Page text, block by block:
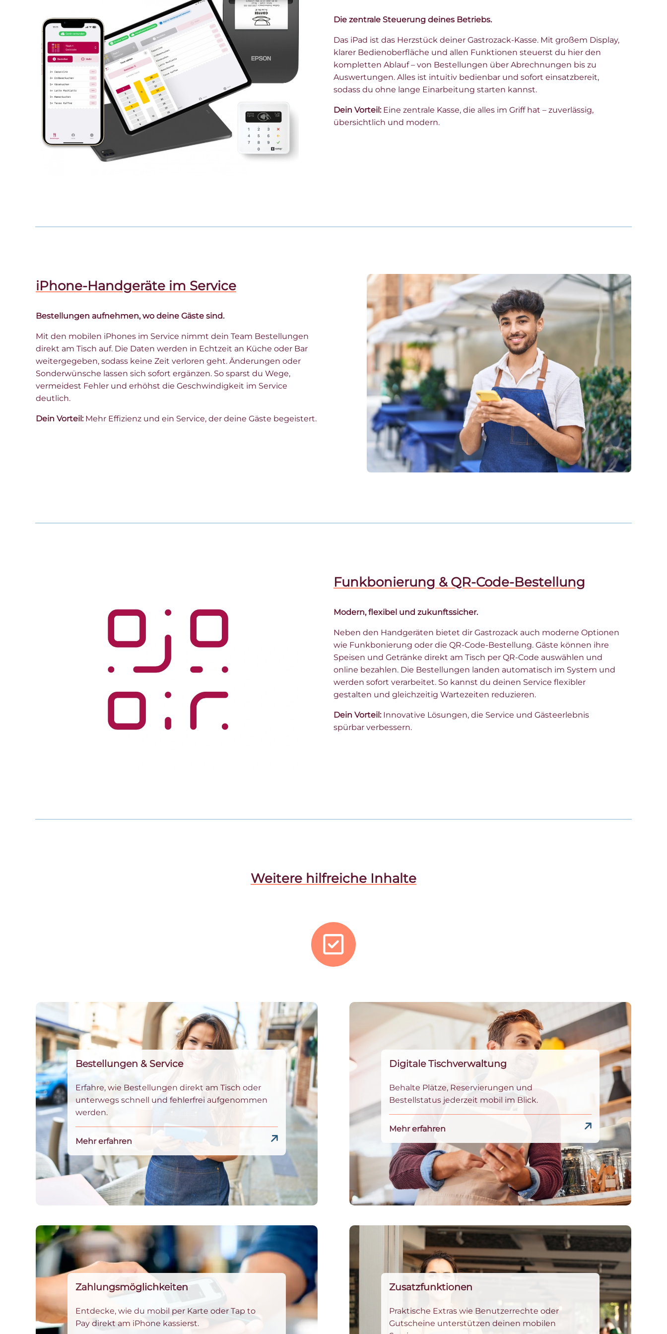
Die zentrale Steuerung deines Betriebs.
Das iPad ist das Herzstück deiner Gastrozack-Kasse. Mit großem Display,
klarer Bedienoberfläche und allen Funktionen steuerst du hier den
kompletten Ablauf – von Bestellungen über Abrechnungen bis zu
Auswertungen. Alles ist intuitiv bedienbar und sofort einsatzbereit,
sodass du ohne lange Einarbeitung starten kannst.
Dein Vorteil:Eine zentrale Kasse, die alles im Griff hat – zuverlässig,
übersichtlich und modern.
iPhone-Handgeräte im Service
Bestellungen aufnehmen, wo deine Gäste sind.
Mit den mobilen iPhones im Service nimmt dein Team Bestellungen
direkt am Tisch auf. Die Daten werden in Echtzeit an Küche oder Bar
weitergegeben, sodass keine Zeit verloren geht. Änderungen oder
Sonderwünsche lassen sich sofort ergänzen. So sparst du Wege,
vermeidest Fehler und erhöhst die Geschwindigkeit im Service
deutlich.
Dein Vorteil:Mehr Effizienz und ein Service, der deine Gäste begeistert.
Funkbonierung & QR-Code-Bestellung
Modern, flexibel und zukunftssicher.
Neben den Handgeräten bietet dir Gastrozack auch moderne Optionen
wie Funkbonierung oder die QR-Code-Bestellung. Gäste können ihre
Speisen und Getränke direkt am Tisch per QR-Code auswählen und
online bezahlen. Die Bestellungen landen automatisch im System und
werden sofort verarbeitet. So kannst du deinen Service flexibler
gestalten und gleichzeitig Wartezeiten reduzieren.
Dein Vorteil:Innovative Lösungen, die Service und Gästeerlebnis
spürbar verbessern.
Weitere hilfreiche Inhalte
Bestellungen & Service
Erfahre, wie Bestellungen direkt am Tisch oder
unterwegs schnell und fehlerfrei aufgenommen
werden.
Mehr erfahren
Digitale Tischverwaltung
Behalte Plätze, Reservierungen und
Bestellstatus jederzeit mobil im Blick.
Mehr erfahren
Zahlungsmöglichkeiten
Entdecke, wie du mobil per Karte oder Tap to
Pay direkt am iPhone kassierst.
Zusatzfunktionen
Praktische Extras wie Benutzerrechte oder
Gutscheine unterstützen deinen mobilen